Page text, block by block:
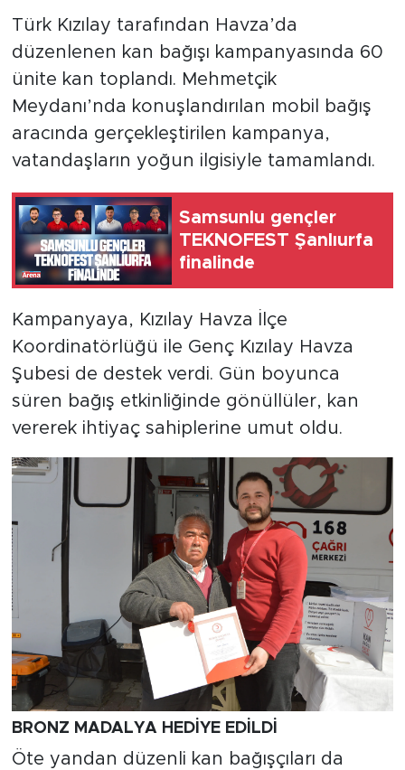
Türk Kızılay tarafından Havza’da
düzenlenen kan bağışı kampanyasında 60
ünite kan toplandı. Mehmetçik
Meydanı’nda konuşlandırılan mobil bağış
aracında gerçekleştirilen kampanya,
vatandaşların yoğun ilgisiyle tamamlandı.
Samsunlu gençler
TEKNOFEST Şanlıurfa
finalinde
Kampanyaya, Kızılay Havza İlçe
Koordinatörlüğü ile Genç Kızılay Havza
Şubesi de destek verdi. Gün boyunca
süren bağış etkinliğinde gönüllüler, kan
vererek ihtiyaç sahiplerine umut oldu.
BRONZ MADALYA HEDİYE EDİLDİ
Öte yandan düzenli kan bağışçıları da